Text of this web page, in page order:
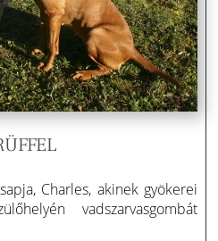
Charles, akinek gyökerei
vadszarvasgombát